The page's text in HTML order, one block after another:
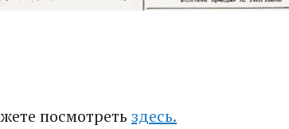
посмотреть здесь.